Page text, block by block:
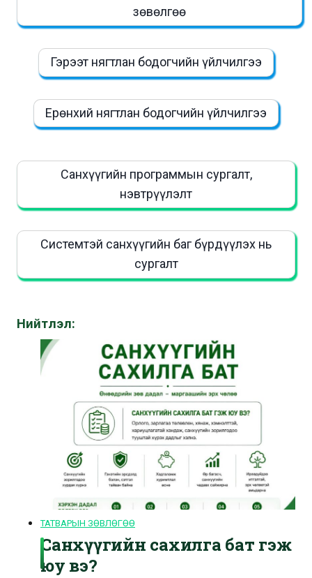
зөвөлгөө
Гэрээт нягтлан бодогчийн үйлчилгээ
Ерөнхий нягтлан бодогчийн үйлчилгээ
Санхүүгийн программын сургалт,
нэвтрүүлэлт
Системтэй санхүүгийн баг бүрдүүлэх нь
сургалт
Нийтлэл:
ТАТВАРЫН ЗӨВЛӨГӨӨ
Санхүүгийн сахилга бат гэж
юу вэ?